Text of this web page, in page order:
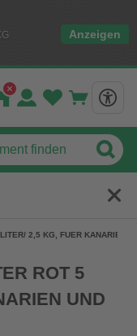
Anzeigen
2,5 KG, FUER KANARIEN
ROT 5
UND